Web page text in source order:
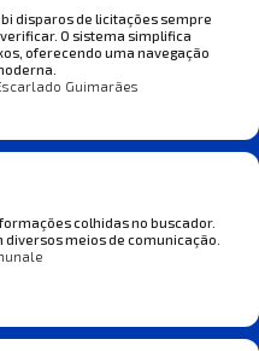
disparos de licitações sempre
O sistema simplifica
oferecendo uma navegação
Guimarães
colhidas no buscador.
meios de comunicação.